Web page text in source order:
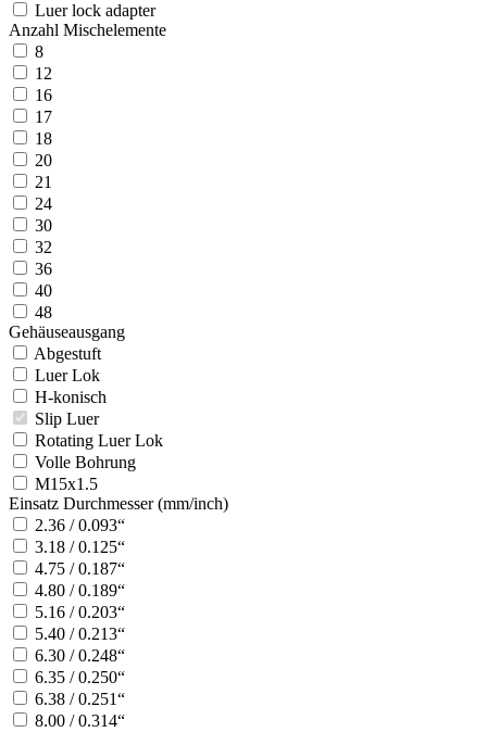
Luer lock adapter
Anzahl Mischelemente
8
12
16
17
18
20
21
24
30
32
36
40
48
Gehäuseausgang
Abgestuft
Luer Lok
H-konisch
Slip Luer
Rotating Luer Lok
Volle Bohrung
M15x1.5
Einsatz Durchmesser (mm/inch)
2.36 / 0.093“
3.18 / 0.125“
4.75 / 0.187“
4.80 / 0.189“
5.16 / 0.203“
5.40 / 0.213“
6.30 / 0.248“
6.35 / 0.250“
6.38 / 0.251“
8.00 / 0.314“